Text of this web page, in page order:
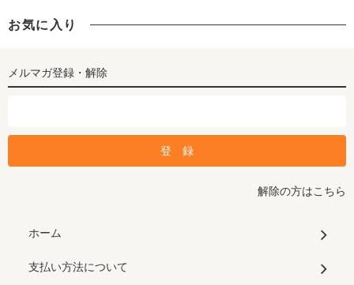
お気に入り
メルマガ登録・解除
解除の方はこちら
ホーム
支払い方法について